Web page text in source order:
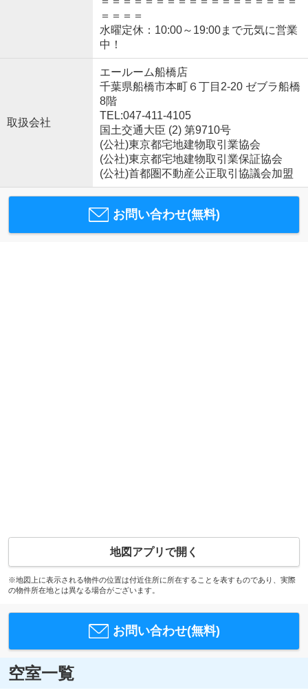
＝＝＝＝
水曜定休：10:00～19:00まで元気に営業
中！
取扱会社
エールーム船橋店
千葉県船橋市本町６丁目2-20 ゼブラ船橋
8階
TEL:047-411-4105
国土交通大臣 (2) 第9710号
(公社)東京都宅地建物取引業協会
(公社)東京都宅地建物取引業保証協会
(公社)首都圏不動産公正取引協議会加盟
お問い合わせ(無料)
地図アプリで開く
※地図上に表示される物件の位置は付近住所に所在することを表すものであり、実際
の物件所在地とは異なる場合がございます。
お問い合わせ(無料)
空室一覧